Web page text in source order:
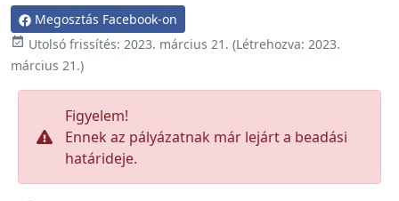
Megosztás Facebook-on
 Utolsó frissítés: 2023. március 21. (Létrehozva: 2023.
március 21.)
Figyelem!
Ennek az pályázatnak már lejárt a beadási
határideje.